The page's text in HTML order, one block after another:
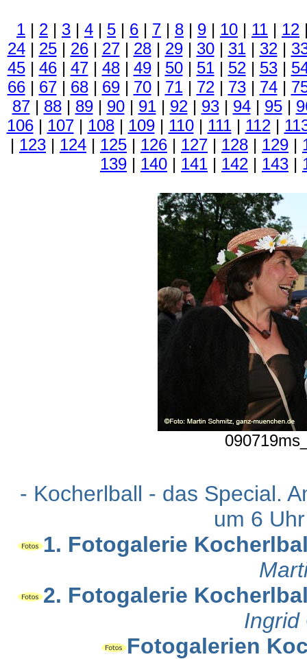
1 | 2 | 3 | 4 | 5 | 6 | 7 | 8 | 9 | 10 | 11 | 12
24| 25| 26| 27| 28| 29| 30| 31| 32|
45| 46| 47| 48| 49| 50| 51| 52| 53|
66| 67| 68| 69| 70| 71| 72| 73| 74|
87| 88| 89| 90| 91| 92| 93| 94| 95|
106| 107| 108| 109| 110| 111| 112|
| 123 | 124 | 125 | 126 | 127 | 128 | 129 |
139 | 140 | 141 | 142 | 143 |
- Kocherlball - das Special.
um 6
1. Fotogalerie
2. Fotogalerie
Ingrid
Fotogalerien